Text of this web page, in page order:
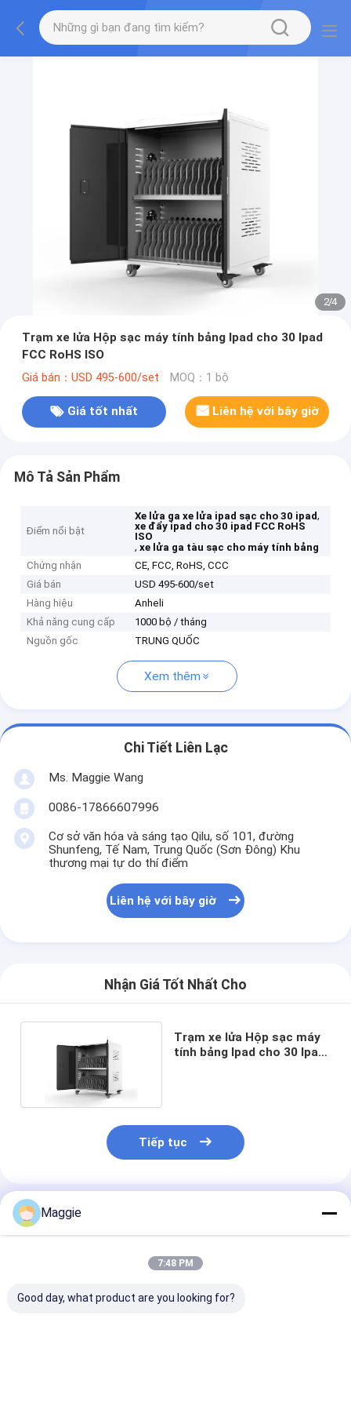
2/4
Trạm xe lửa Hộp sạc máy tính bảng Ipad cho 30 Ipad
FCC RoHS ISO
Giá bán：USD 495-600/set MOQ：1 bộ
Giá tốt nhất Liên hệ với bây giờ
Mô Tả Sản Phẩm
Điểm nổi bật
Xe lửa ga xe lửa ipad sạc cho 30 ipad,
xe đẩy ipad cho 30 ipad FCC RoHS
ISO
,xe lửa ga tàu sạc cho máy tính bảng
Chứng nhận
CE, FCC, RoHS, CCC
Giá bán
USD 495-600/set
Hàng hiệu
Anheli
Khả năng cung cấp
1000 bộ / tháng
Nguồn gốc
TRUNG QUỐC
Xem thêm
Chi Tiết Liên Lạc
Ms. Maggie Wang
0086-17866607996
Cơ sở văn hóa và sáng tạo Qilu, số 101, đường
Shunfeng, Tế Nam, Trung Quốc (Sơn Đông) Khu
thương mại tự do thí điểm
Liên hệ với bây giờ
Nhận Giá Tốt Nhất Cho
Trạm xe lửa Hộp sạc máy
tính bảng Ipad cho 30 Ipad
Tiếp tục
Sản Phẩm Khuyến Cáo
Maggie
7:48 PM
Good day, what product are you looking for?